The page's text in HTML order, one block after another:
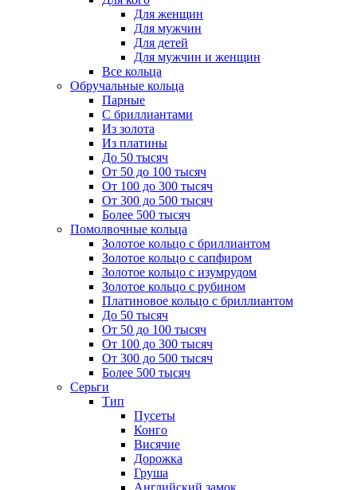
Для женщин
Для мужчин
Для детей
Для мужчин и женщин
Все кольца
Обручальные кольца
Парные
С бриллиантами
Из золота
Из платины
До 50 тысяч
От 50 до 100 тысяч
От 100 до 300 тысяч
От 300 до 500 тысяч
Более 500 тысяч
Помолвочные кольца
Золотое кольцо с бриллиантом
Золотое кольцо с сапфиром
Золотое кольцо с изумрудом
Золотое кольцо с рубином
Платиновое кольцо с бриллиантом
До 50 тысяч
От 50 до 100 тысяч
От 100 до 300 тысяч
От 300 до 500 тысяч
Более 500 тысяч
Серьги
Тип
Пусеты
Конго
Висячие
Дорожка
Груша
Английский замок